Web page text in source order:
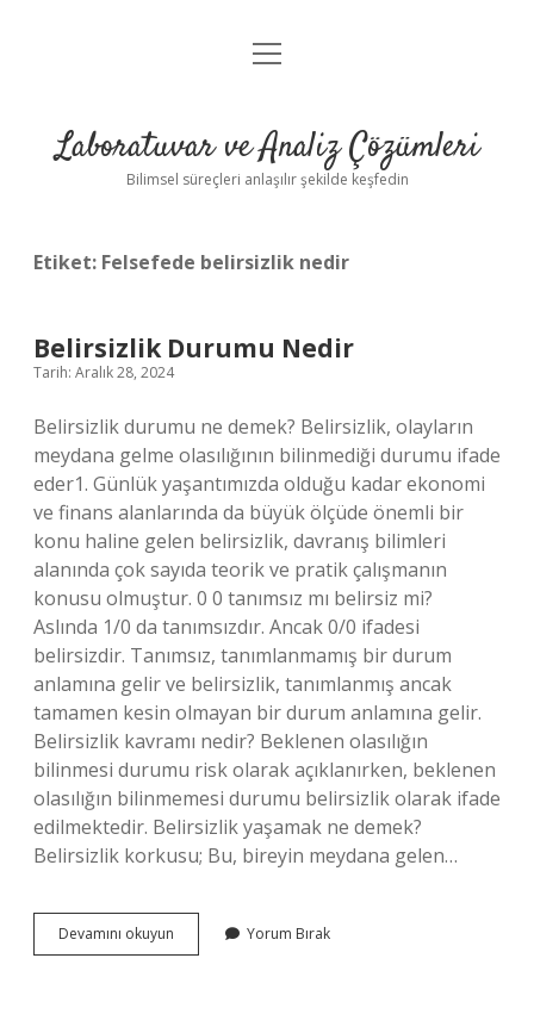
Anasayfa
Yasal Uyarı
menüyü
Laboratuvar ve Analiz Çözümleri
Bilimsel süreçleri anlaşılır şekilde keşfedin
Etiket: Felsefede belirsizlik nedir
Belirsizlik Durumu Nedir
Tarih: Aralık 28, 2024
Belirsizlik durumu ne demek? Belirsizlik, olayların
meydana gelme olasılığının bilinmediği durumu ifade
eder1. Günlük yaşantımızda olduğu kadar ekonomi
ve finans alanlarında da büyük ölçüde önemli bir
konu haline gelen belirsizlik, davranış bilimleri
alanında çok sayıda teorik ve pratik çalışmanın
konusu olmuştur. 0 0 tanımsız mı belirsiz mi?
Aslında 1/0 da tanımsızdır. Ancak 0/0 ifadesi
belirsizdir. Tanımsız, tanımlanmamış bir durum
anlamına gelir ve belirsizlik, tanımlanmış ancak
tamamen kesin olmayan bir durum anlamına gelir.
Belirsizlik kavramı nedir? Beklenen olasılığın
bilinmesi durumu risk olarak açıklanırken, beklenen
olasılığın bilinmemesi durumu belirsizlik olarak ifade
edilmektedir. Belirsizlik yaşamak ne demek?
Belirsizlik korkusu; Bu, bireyin meydana gelen…
Devamını okuyun Belirsizlik
Durumu
Yorum Bırak